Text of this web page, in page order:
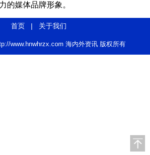
的媒体品牌形象。
首页 | 关于我们
www.hnwhrzx.com 海内外资讯 版权所有